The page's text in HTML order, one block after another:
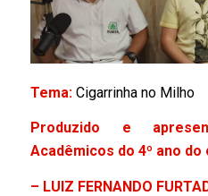
Tema:Cigarrinha no Milho
Produzido e
Acadêmicos do 4º ano do
– LUIZ FERNANDO